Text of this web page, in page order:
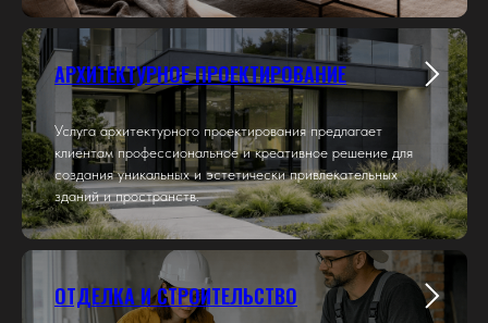
АРХИТЕКТУРНОЕ ПРОЕКТИРОВАНИЕ
Услуга архитектурного проектирования предлагает
клиентам профессиональное и креативное решение для
создания уникальных и эстетически привлекательных
зданий и пространств.
ОТДЕЛКА И СТРОИТЕЛЬСТВО